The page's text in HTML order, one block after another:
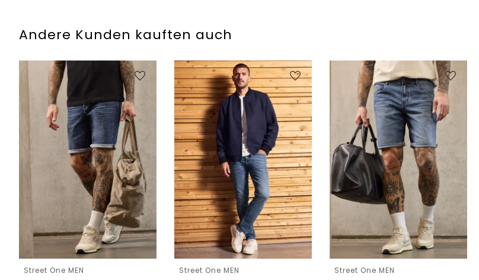
Andere Kunden kauften auch
Street One MEN Street One MEN Street One MEN